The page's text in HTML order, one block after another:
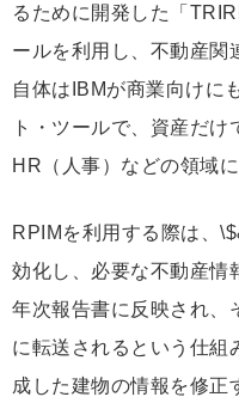
るために開発した「
ールを利用し、不動産関
自体はIBMが商業向けに
ト・ツールで、資産だけ
HR（人事）などの領域
RPIMを利用する際は、
効化し、必要な不動産情
年次報告書に反映され、
に転送されるという仕組
成した建物の情報を修正